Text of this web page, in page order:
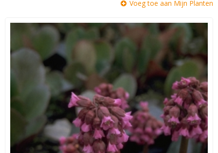
Voeg toe aan Mijn Planten